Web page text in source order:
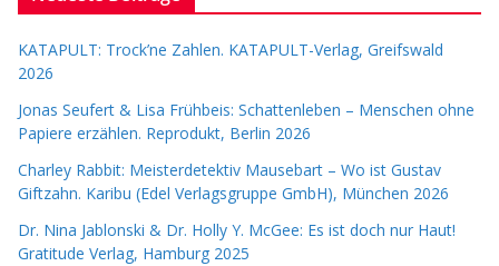
KATAPULT: Trock’ne Zahlen. KATAPULT-Verlag, Greifswald
2026
Jonas Seufert & Lisa Frühbeis: Schattenleben – Menschen ohne
Papiere erzählen. Reprodukt, Berlin 2026
Charley Rabbit: Meisterdetektiv Mausebart – Wo ist Gustav
Giftzahn. Karibu (Edel Verlagsgruppe GmbH), München 2026
Dr. Nina Jablonski & Dr. Holly Y. McGee: Es ist doch nur Haut!
Gratitude Verlag, Hamburg 2025